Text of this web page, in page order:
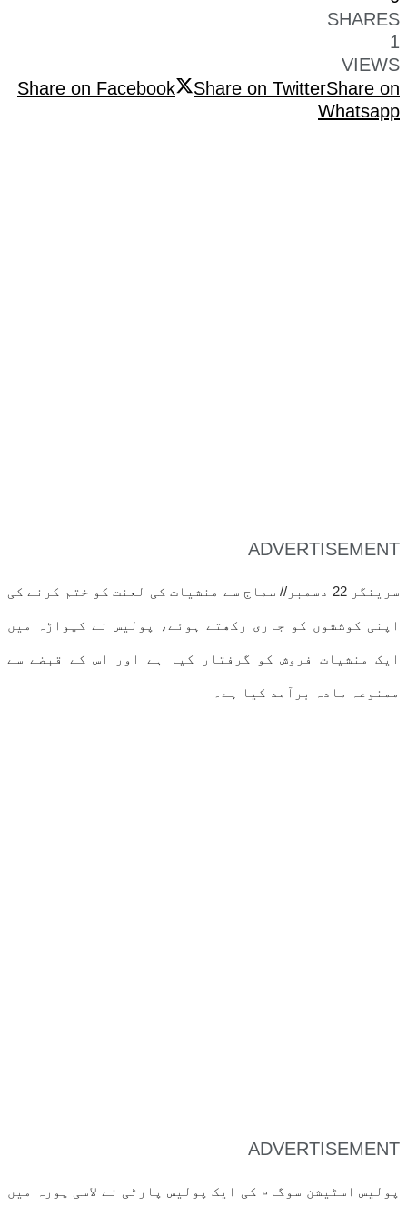
SHARES
1
VIEWS
Share on Facebook
Share on TwitterShare on
Whatsapp
ADVERTISEMENT
سرینگر 22 دسمبر// سماج سے منشیات کی لعنت کو ختم کرنے کی
اپنی کوششوں کو جاری رکھتے ہوئے، پولیس نے کپواڑہ میں
ایک منشیات فروش کو گرفتار کیا ہے اور اس کے قبضے سے
ممنوعہ مادہ برآمد کیا ہے۔
ADVERTISEMENT
پولیس اسٹیشن سوگام کی ایک پولیس پارٹی نے لاسی پورہ میں